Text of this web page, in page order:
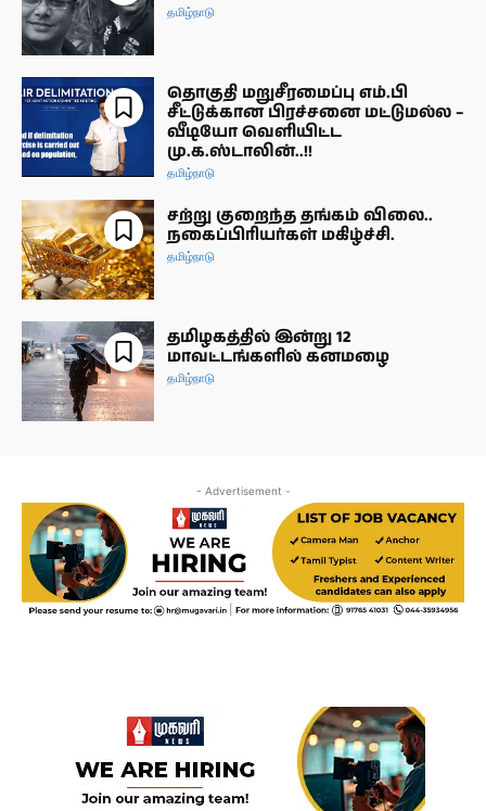
தமிழ்நாடு
தொகுதி மறுசீரமைப்பு எம்.பி
சீட்டுக்கான பிரச்சனை மட்டுமல்ல –
வீடியோ வெளியிட்ட
மு.க.ஸ்டாலின்..!!
தமிழ்நாடு
சற்று குறைந்த தங்கம் விலை..
நகைப்பிரியர்கள் மகிழ்ச்சி.
தமிழ்நாடு
தமிழகத்தில் இன்று 12
மாவட்டங்களில் கனமழை
தமிழ்நாடு
- Advertisement -